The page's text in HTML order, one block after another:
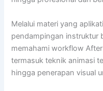
Melalui materi yang
pendampingan instruktur
memahami workflow
termasuk teknik animasi
hingga penerapan visual